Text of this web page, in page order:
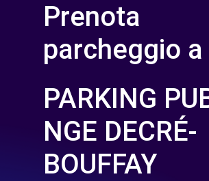
Prenota
parcheggio a
PARKING
NGE DECRÉ-
BOUFFAY